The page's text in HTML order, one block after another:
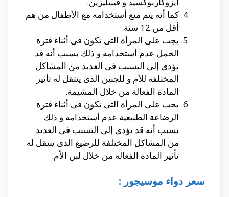
كما أنه يتم منع أستخدامه مع الأطفال من هم
أقل من 12 سنة.
يجب على المرأة التى تكون فى أثناء فترة
الحمل عدم أستخدامه و ذلك بسبب أنه قد
يؤدى إلى التسبب فى العديد من المشاكل
المختلفة للأم و للجنين الذى ينتقل له تأثير
المادة الفعالة من خلال المشيمة.
يجب على المرأة التى تكون فى أثناء فترة
الرضاعة الطبيعية عدم أستخدامه و ذلك
بسبب أنه قد يؤدى إلى التسبب فى العديد
من المشاكل المختلفة للرضيع الذى ينتقل له
تأثير المادة الفعالة من خلال لبن الأم.
سعر دواء موسيجور :